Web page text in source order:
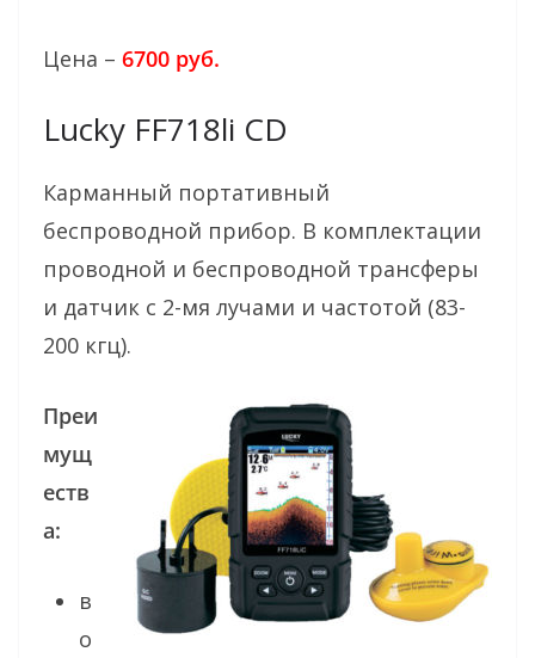
Цена – 6700 руб.
Lucky FF718li CD
Карманный портативный
беспроводной прибор. В комплектации
проводной и беспроводной трансферы
и датчик с 2-мя лучами и частотой (83-
200 кгц).
Преи
мущ
еств
а:
в
о